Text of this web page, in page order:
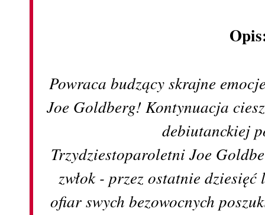
Powraca budzący skrajne
Joe Goldberg! Kontynuacja
debiutanckiej
Trzydziestoparoletni Joe
zwłok - przez ostatnie dziesięć
ofiar swych bezowocnych